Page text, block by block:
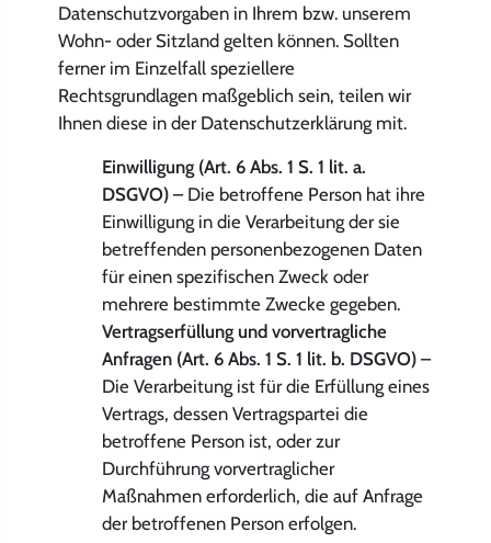
Datenschutzvorgaben in Ihrem bzw. unserem
Wohn- oder Sitzland gelten können. Sollten
ferner im Einzelfall speziellere
Rechtsgrundlagen maßgeblich sein, teilen wir
Ihnen diese in der Datenschutzerklärung mit.
Einwilligung (Art. 6 Abs. 1 S. 1 lit. a.
DSGVO)– Die betroffene Person hat ihre
Einwilligung in die Verarbeitung der sie
betreffenden personenbezogenen Daten
für einen spezifischen Zweck oder
mehrere bestimmte Zwecke gegeben.
Vertragserfüllung und vorvertragliche
Anfragen (Art. 6 Abs. 1 S. 1 lit. b. DSGVO)–
Die Verarbeitung ist für die Erfüllung eines
Vertrags, dessen Vertragspartei die
betroffene Person ist, oder zur
Durchführung vorvertraglicher
Maßnahmen erforderlich, die auf Anfrage
der betroffenen Person erfolgen.